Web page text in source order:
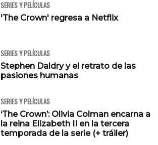
SERIES Y PELÍCULAS
'The Crown' regresa a Netflix
SERIES Y PELÍCULAS
Stephen Daldry y el retrato de las
pasiones humanas
SERIES Y PELÍCULAS
‘The Crown’: Olivia Colman encarna a
la reina Elizabeth II en la tercera
temporada de la serie (+ tráiler)